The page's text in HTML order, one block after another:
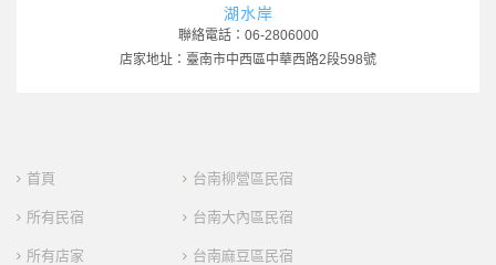
湖水岸
聯絡電話：06-2806000
店家地址：臺南市中西區中華西路2段598號
首頁
所有民宿
所有店家
台南柳營區民宿
台南大內區民宿
台南麻豆區民宿